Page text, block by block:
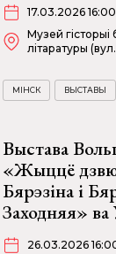
17.03.2026
Музей гісторыі
літаратуры
МІНСК ВЫСТАВЫ
Выстава
«Жыццё
Бярэзіна і
Заходняя» ва
26.03.2026